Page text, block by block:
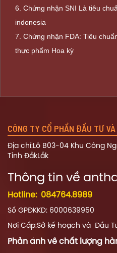
6. Chứng nhận SNI Là tiêu
indonesia
7. Chứng nhận FDA: Tiêu
thực phẩm Hoa kỳ
CÔNG TY CỔ PHẦN ĐẦU TƯ
Địa chỉ:Lô B03-04 Khu Công
Tỉnh ĐắkLắk
Thông tin về a
Hotline: 084764.8989
Số GPĐKKD: 6000639950
Nơi Cấp:Sở kế hoạch và Đầu
Phản ánh về chất lượng